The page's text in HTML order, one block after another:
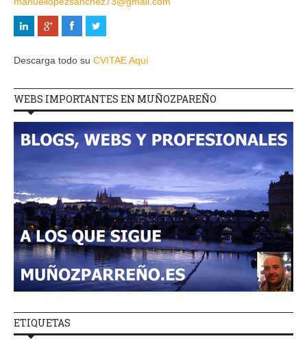
Descarga todo su CVITAE Aquí
WEBS IMPORTANTES EN MUÑOZPAREÑO
ETIQUETAS